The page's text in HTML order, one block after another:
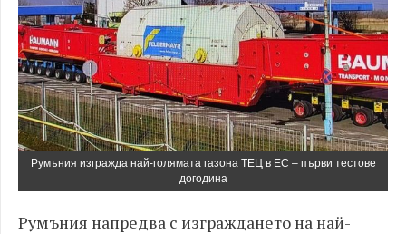
Румъния изгражда най-голямата газона ТЕЦ в ЕС – първи тестове
догодина
Румъния напредва с изграждането на най-